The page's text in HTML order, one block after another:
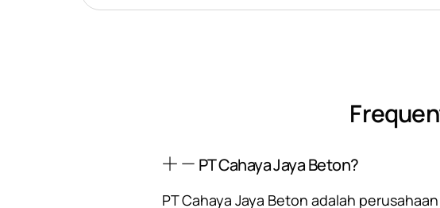
PT Cahaya Jaya Beton?
PT Cahaya Jaya Beton adalah